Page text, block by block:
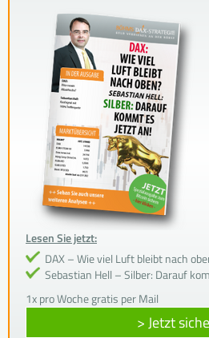
Lesen Sie jetzt:
DAX – Wie viel Luft bleibt nach
Sebastian Hell – Silber: Darauf
1x pro Woche gratis per Mail
> Jetzt